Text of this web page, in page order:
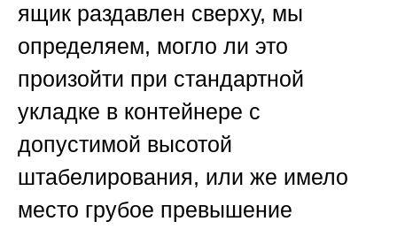
ящик раздавлен сверху, мы
определяем, могло ли это
произойти при стандартной
укладке в контейнере с
допустимой высотой
штабелирования, или же имело
место грубое превышение